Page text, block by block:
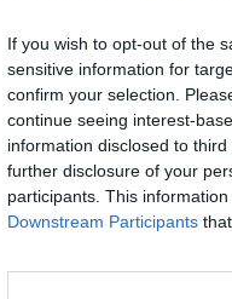
If you wish to opt-out of the
sensitive information for
confirm your selection.
continue seeing interest-
information disclosed to
further disclosure of your
participants. This
Downstream Participants
in Israele, mentre circa
in Giordania, in
nakba,
un tentativo di
umanitarie verso i
la
decenni l’Artide ha
artica) con un
20°C sopra le medie
più basse con